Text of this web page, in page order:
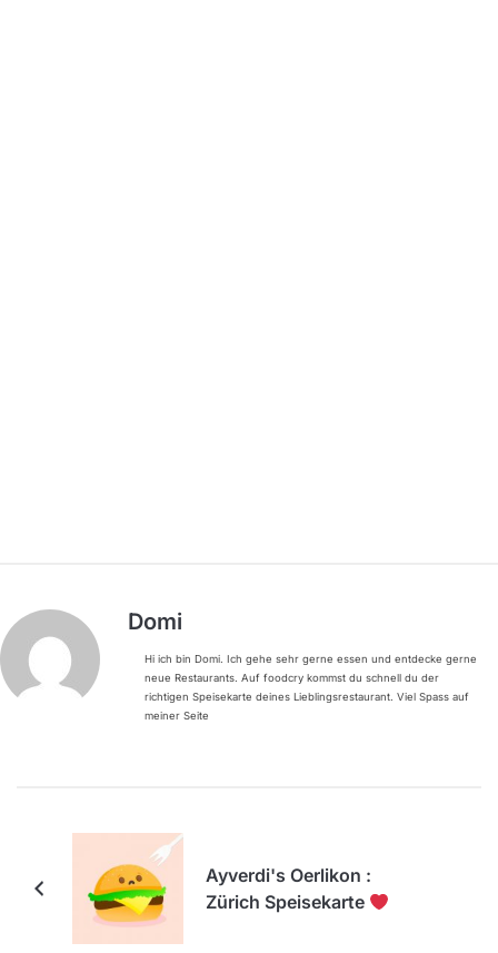
Domi
Hi ich bin Domi. Ich gehe sehr gerne essen und entdecke gerne
neue Restaurants. Auf foodcry kommst du schnell du der
richtigen Speisekarte deines Lieblingsrestaurant. Viel Spass auf
meiner Seite
Ayverdi's Oerlikon :
Zürich Speisekarte